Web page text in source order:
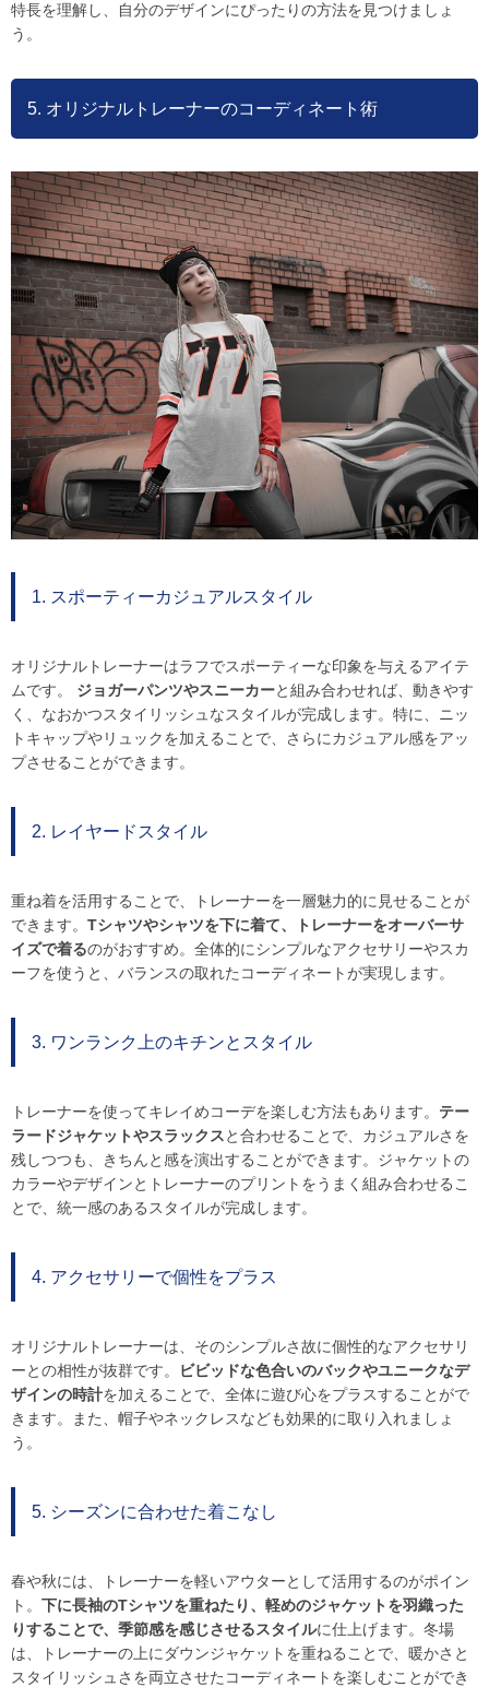
特長を理解し、自分のデザインにぴったりの方法を見つけましょ
う。
5. オリジナルトレーナーのコーディネート術
1. スポーティーカジュアルスタイル
オリジナルトレーナーはラフでスポーティーな印象を与えるアイテ
ムです。 ジョガーパンツやスニーカーと組み合わせれば、動きやす
く、なおかつスタイリッシュなスタイルが完成します。特に、ニッ
トキャップやリュックを加えることで、さらにカジュアル感をアッ
プさせることができます。
2. レイヤードスタイル
重ね着を活用することで、トレーナーを一層魅力的に見せることが
できます。 Tシャツやシャツを下に着て、トレーナーをオーバーサ
イズで着るのがおすすめ。全体的にシンプルなアクセサリーやスカ
ーフを使うと、バランスの取れたコーディネートが実現します。
3. ワンランク上のキチンとスタイル
トレーナーを使ってキレイめコーデを楽しむ方法もあります。 テー
ラードジャケットやスラックスと合わせることで、カジュアルさを
残しつつも、きちんと感を演出することができます。ジャケットの
カラーやデザインとトレーナーのプリントをうまく組み合わせるこ
とで、統一感のあるスタイルが完成します。
4. アクセサリーで個性をプラス
オリジナルトレーナーは、そのシンプルさ故に個性的なアクセサリ
ーとの相性が抜群です。
ビビッドな色合いのバックやユニークなデ
ザインの時計を加えることで、全体に遊び心をプラスすることがで
きます。また、帽子やネックレスなども効果的に取り入れましょ
う。
5. シーズンに合わせた着こなし
春や秋には、トレーナーを軽いアウターとして活用するのがポイン
ト。 下に長袖のTシャツを重ねたり、軽めのジャケットを羽織った
りすることで、季節感を感じさせるスタイルに仕上げます。冬場
は、トレーナーの上にダウンジャケットを重ねることで、暖かさと
スタイリッシュさを両立させたコーディネートを楽しむことができ